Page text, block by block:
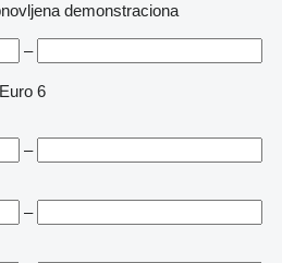
demonstraciona
–
Euro 6
–
–